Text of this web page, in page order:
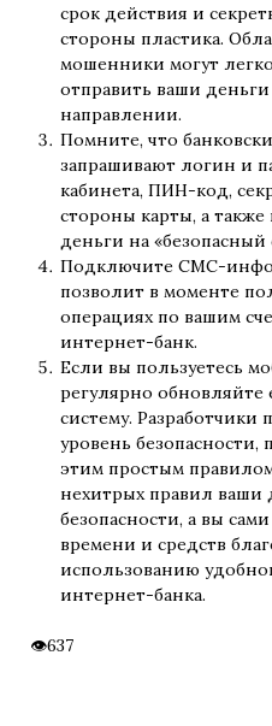
срок действия и
стороны пластика.
мошенники могут
отправить ваши
направлении.
Помните, что
запрашивают логин и
кабинета, ПИН-код,
стороны карты, а
деньги на «безопасный
Подключите СМС-
позволит в моменте
операциях по вашим
интернет-банк.
Если вы пользуетесь
регулярно обновляйте
систему.
уровень безопасности,
этим простым
нехитрых правил ваши
безопасности, а вы
времени и средств
использованию
интернет-банка.
637